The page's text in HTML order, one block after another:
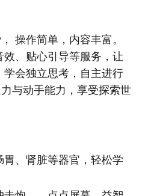
操作简单，内容丰富。
、贴心引导等服务，让
会独立思考，自主进行
与动手能力，享受探索世
、肾脏等器官，轻松学